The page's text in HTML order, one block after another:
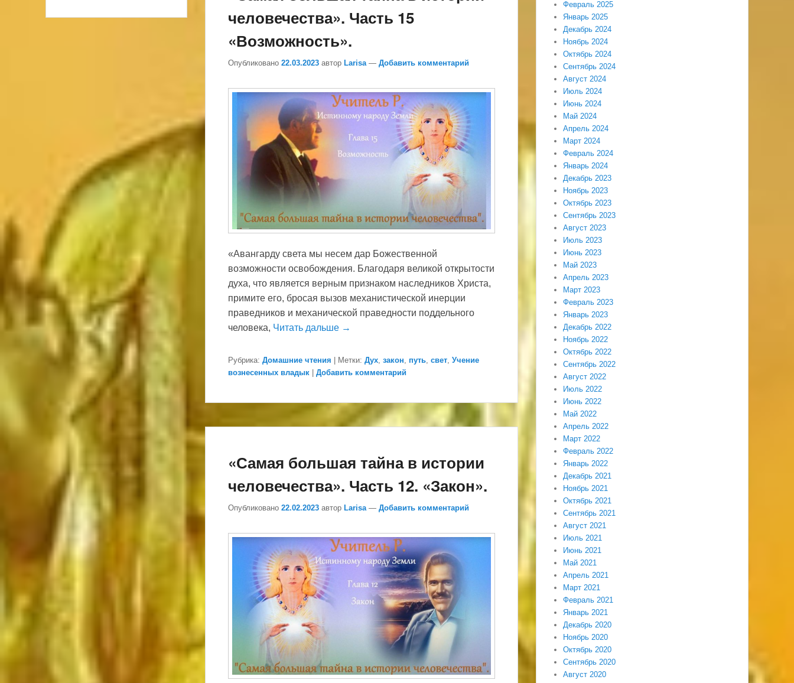
человечества». Часть 15
«Возможность».
Опубликовано 22.03.2023 автор Larisa — Добавить комментарий
«Авангарду света мы несем дар Божественной
возможности освобождения. Благодаря великой открытости
духа, что является верным признаком наследников Христа,
примите его, бросая вызов механистической инерции
праведников и механической праведности поддельного
человека, Читать дальше →
Рубрика: Домашние чтения Метки: Дух, закон, путь, свет, Учение
вознесенных владык
Добавить комментарий
«Самая большая тайна в истории
человечества». Часть 12. «Закон».
Опубликовано 22.02.2023 автор Larisa — Добавить комментарий
Февраль 2025
Январь 2025
Декабрь 2024
Ноябрь 2024
Октябрь 2024
Сентябрь 2024
Август 2024
Июль 2024
Июнь 2024
Май 2024
Апрель 2024
Март 2024
Февраль 2024
Январь 2024
Декабрь 2023
Ноябрь 2023
Октябрь 2023
Сентябрь 2023
Август 2023
Июль 2023
Июнь 2023
Май 2023
Апрель 2023
Март 2023
Февраль 2023
Январь 2023
Декабрь 2022
Ноябрь 2022
Октябрь 2022
Сентябрь 2022
Август 2022
Июль 2022
Июнь 2022
Май 2022
Апрель 2022
Март 2022
Февраль 2022
Январь 2022
Декабрь 2021
Ноябрь 2021
Октябрь 2021
Сентябрь 2021
Август 2021
Июль 2021
Июнь 2021
Май 2021
Апрель 2021
Март 2021
Февраль 2021
Январь 2021
Декабрь 2020
Ноябрь 2020
Октябрь 2020
Сентябрь 2020
Август 2020